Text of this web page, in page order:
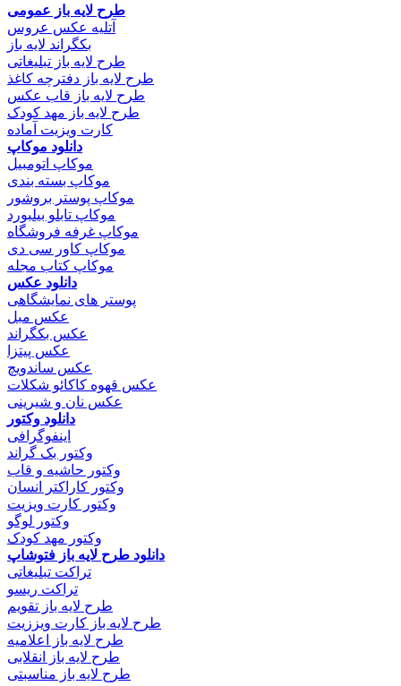
طرح لایه باز عمومی
آتلیه عکس عروس
بکگراند لایه باز
طرح لایه باز تبلیغاتی
طرح لایه باز دفترچه کاغذ
طرح لایه باز قاب عکس
طرح لایه باز مهد کودک
کارت ویزیت آماده
دانلود موکاپ
موکاپ اتومبیل
موکاپ بسته بندی
موکاپ پوستر بروشور
موکاپ تابلو بیلبورد
موکاپ غرفه فروشگاه
موکاپ کاور سی دی
موکاپ کتاب مجله
دانلود عکس
پوستر های نمایشگاهی
عکس مبل
عکس بکگراند
عکس پیتزا
عکس ساندویچ
عکس قهوه کاکائو شکلات
عکس نان و شیرینی
دانلود وکتور
اینفوگرافی
وکتور بک گراند
وکتور حاشیه و قاب
وکتور کاراکتر انسان
وکتور کارت ویزیت
وکتور لوگو
وکتور مهد کودک
دانلود طرح لایه باز فتوشاپ
تراکت تبلیغاتی
تراکت ریسو
طرح لایه باز تقویم
طرح لایه باز کارت ویززیت
طرح لایه باز اعلامیه
طرح لایه باز انقلابی
طرح لایه باز مناسبتی